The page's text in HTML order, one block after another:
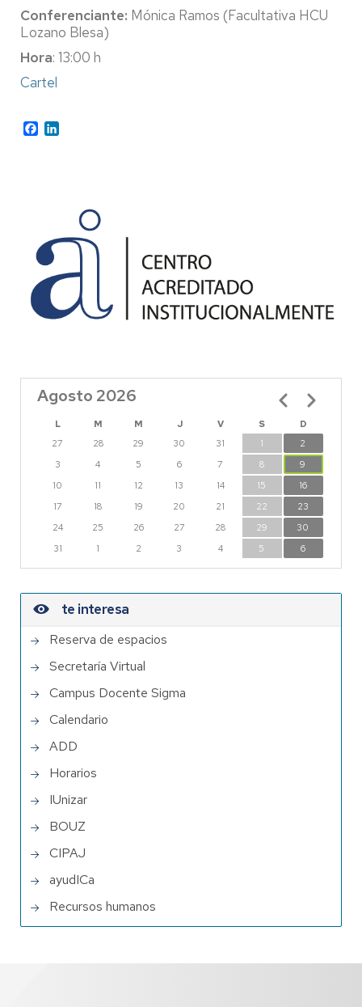
Conferenciante: Mónica Ramos (Facultativa HCU
Lozano Blesa)
Hora: 13:00 h
Cartel
Facebook
Agosto 2026
L M M J V S
D
27
28 29 30 31 1
2
3
4 5 6 7 8
9
10
11 12 13 14 15
16
17
18 19 20 21 22
23
24
25 26 27 28 29
30
31
1 2 3 4 5 6
Paginación
te interesa
Reserva de espacios
Secretaría Virtual
Campus Docente Sigma
Calendario
ADD
Horarios
IUnizar
BOUZ
CIPAJ
ayudICa
Recursos humanos